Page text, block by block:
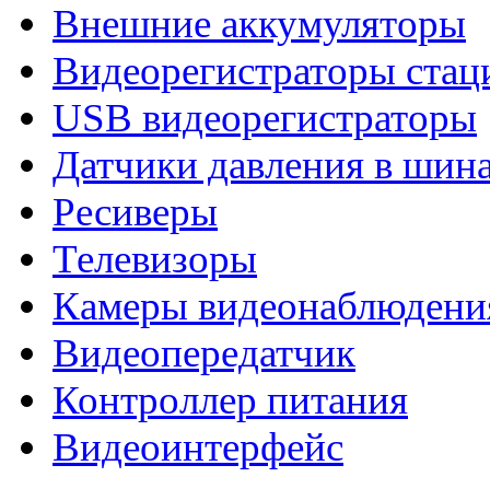
Внешние аккумуляторы
Видеорегистраторы
USB видеорегистраторы
Датчики давления в
Ресиверы
Телевизоры
Камеры
Видеопередатчик
Контроллер питания
Видеоинтерфейс